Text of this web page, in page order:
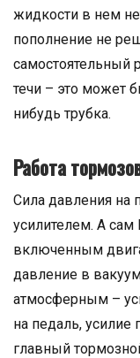
жидкости в нем
пополнение не
самостоятельный
течи – это может
нибудь трубка.
Работа
Сила давления на
усилителем. А сам
включенным
давление в
атмосферным –
на педаль, усилие
главный